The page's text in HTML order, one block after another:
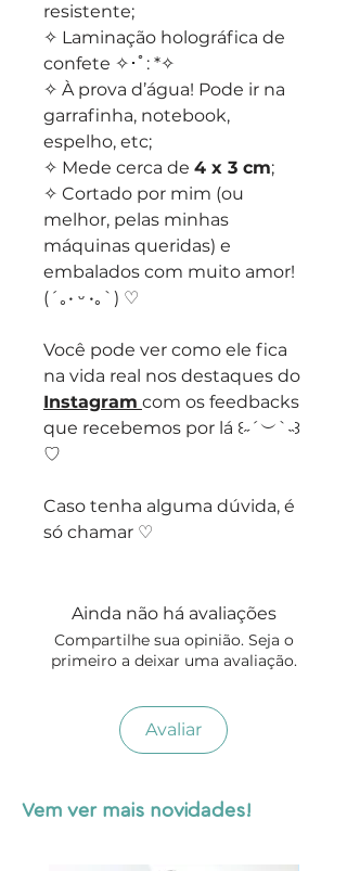
resistente;
✧ Laminação holográfica de
confete ✧･ﾟ: *✧
✧ À prova d’água! Pode ir na
garrafinha, notebook,
espelho, etc;
✧ Mede cerca de 4 x 3 cm;
✧ Cortado por mim (ou
melhor, pelas minhas
máquinas queridas) e
embalados com muito amor!
(´｡• ᵕ •｡`) ♡
Você pode ver como ele fica
na vida real nos destaques do
Instagram com os feedbacks
que recebemos por lá ꒰˶´︶`˵꒱
♡
Caso tenha alguma dúvida, é
só chamar ♡
Ainda não há avaliações
Compartilhe sua opinião. Seja o
primeiro a deixar uma avaliação.
Avaliar
Vem ver mais novidades!